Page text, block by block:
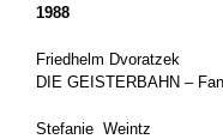
1988
Friedhelm Dvoratzek
DIE GEISTERBAHN –
Stefanie Weintz